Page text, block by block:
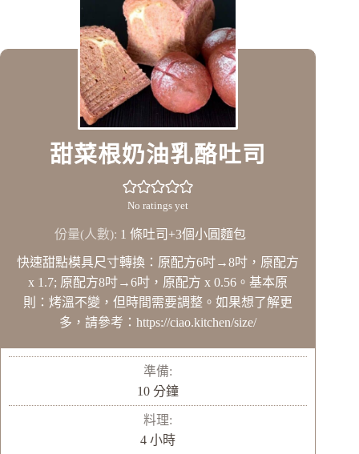
甜菜根奶油乳酪吐司
No ratings yet
份量(人數): 1 條吐司+3個小圓麵包
快速甜點模具尺寸轉換：原配方6吋→8吋，原配方
x 1.7; 原配方8吋→6吋，原配方 x 0.56。基本原
則：烤溫不變，但時間需要調整。如果想了解更
多，請參考：https://ciao.kitchen/size/
準備:
10分
鐘
分鐘
料理:
4小
小時